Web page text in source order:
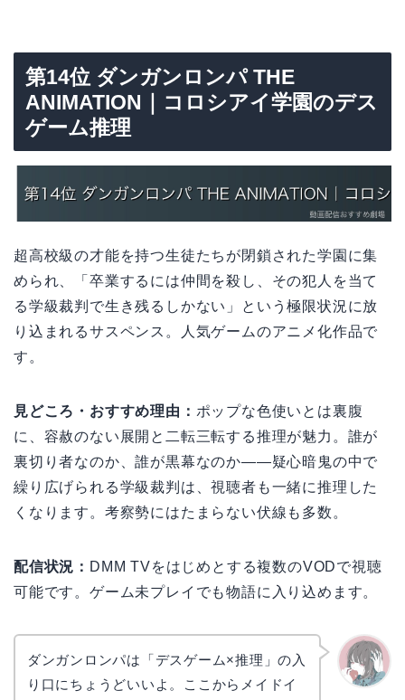
第14位 ダンガンロンパ THE
ANIMATION｜コロシアイ学園のデス
ゲーム推理
超高校級の才能を持つ生徒たちが閉鎖された学園に集
められ、「卒業するには仲間を殺し、その犯人を当て
る学級裁判で生き残るしかない」という極限状況に放
り込まれるサスペンス。人気ゲームのアニメ化作品で
す。
見どころ・おすすめ理由： ポップな色使いとは裏腹
に、容赦のない展開と二転三転する推理が魅力。誰が
裏切り者なのか、誰が黒幕なのか——疑心暗鬼の中で
繰り広げられる学級裁判は、視聴者も一緒に推理した
くなります。考察勢にはたまらない伏線も多数。
配信状況： DMM TVをはじめとする複数のVODで視聴
可能です。ゲーム未プレイでも物語に入り込めます。
ダンガンロンパは「デスゲーム×推理」の入
り口にちょうどいいよ。ここからメイドイ